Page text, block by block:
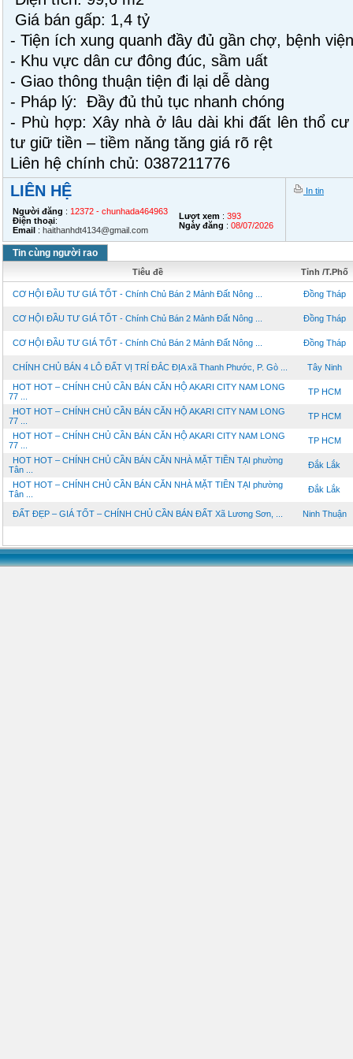
Giá bán gấp: 1,4 tỷ
- Tiện ích xung quanh đầy đủ gần chợ, bệnh
- Khu vực dân cư đông đúc, sầm uất
- Giao thông thuận tiện đi lại dễ dàng
- Pháp lý: Đầy đủ thủ tục nhanh chóng
- Phù hợp: Xây nhà ở lâu dài khi đất lên thổ
tư giữ tiền – tiềm năng tăng giá rõ rệt
Liên hệ chính chủ: 0387211776
LIÊN HỆ
Người đăng : 12372 - chunhada464963
Điện thoại:
Email : haithanhdt4134@gmail.com
Lượt xem : 393
Ngày đăng : 08/07/2026
In tin
Tin cùng người rao
Tiêu đề Tỉnh /T.Phố
CƠ HỘI ĐẦU TƯ GIÁ TỐT - Chính Chủ Bán 2 Mảnh Đất Nông ... Đồng Tháp
CƠ HỘI ĐẦU TƯ GIÁ TỐT - Chính Chủ Bán 2 Mảnh Đất Nông ... Đồng Tháp
CƠ HỘI ĐẦU TƯ GIÁ TỐT - Chính Chủ Bán 2 Mảnh Đất Nông ... Đồng Tháp
CHÍNH CHỦ BÁN 4 LÔ ĐẤT VỊ TRÍ ĐẮC ĐỊA xã Thanh Phước, P. Gò ... Tây Ninh
HOT HOT – CHÍNH CHỦ CẦN BÁN CĂN HỘ AKARI CITY NAM LONG
77 ...
TP HCM
HOT HOT – CHÍNH CHỦ CẦN BÁN CĂN HỘ AKARI CITY NAM LONG
77 ...
TP HCM
HOT HOT – CHÍNH CHỦ CẦN BÁN CĂN HỘ AKARI CITY NAM LONG
77 ...
TP HCM
HOT HOT – CHÍNH CHỦ CẦN BÁN CĂN NHÀ MẶT TIỀN TẠI phường
Tân ...
Đắk Lắk
HOT HOT – CHÍNH CHỦ CẦN BÁN CĂN NHÀ MẶT TIỀN TẠI phường
Tân ...
Đắk Lắk
ĐẤT ĐẸP – GIÁ TỐT – CHÍNH CHỦ CẦN BÁN ĐẤT Xã Lương Sơn, ... Ninh Thuận